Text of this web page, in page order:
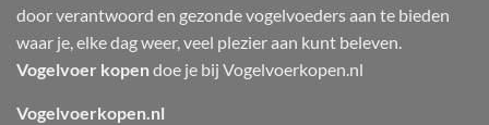
door verantwoord en gezonde vogelvoeders aan te bieden
waar je, elke dag weer, veel plezier aan kunt beleven.
Vogelvoer kopendoe je bij Vogelvoerkopen.nl
Vogelvoerkopen.nl